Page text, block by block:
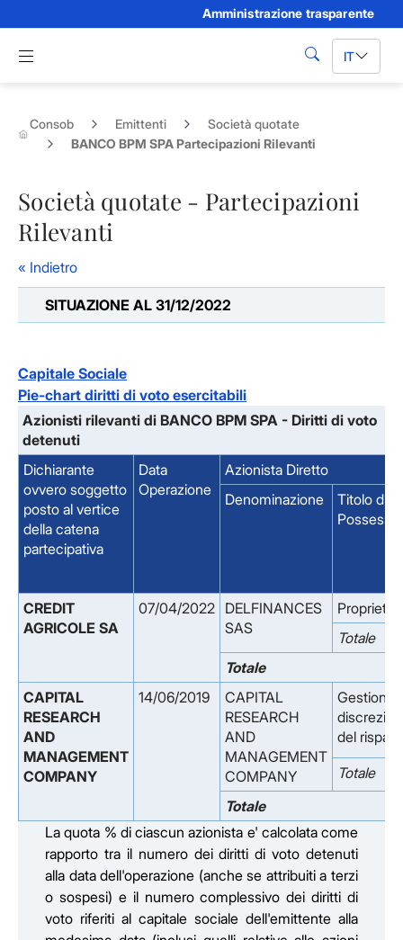
Amministrazione trasparente
Apri menu di navigazione
cerca IT
Consob Emittenti
Società quotate
BANCO BPM SPA Partecipazioni Rilevanti
Società quotate - Partecipazioni
Rilevanti
« Indietro
SITUAZIONE AL 31/12/2022
Capitale Sociale
Pie-chart diritti di voto esercitabili
Azionisti rilevanti di BANCO BPM SPA - Diritti di voto
detenuti
Dichiarante
ovvero soggetto
posto al vertice
della catena
partecipativa
Data
Operazione
Azionista Diretto
Denominazione
Titolo di
Possesso
CREDIT
AGRICOLE SA
07/04/2022 DELFINANCES
SAS
Proprieta'
Totale
Totale
CAPITAL
RESEARCH
AND
MANAGEMENT
COMPANY
14/06/2019
CAPITAL
RESEARCH
AND
MANAGEMENT
COMPANY
Gestione
del
Totale
Totale
La quota % di ciascun azionista e' calcolata come
rapporto tra il numero dei diritti di voto detenuti
alla data dell'operazione (anche se attribuiti a terzi
o sospesi) e il numero complessivo dei diritti di
voto riferiti al capitale sociale dell'emittente alla